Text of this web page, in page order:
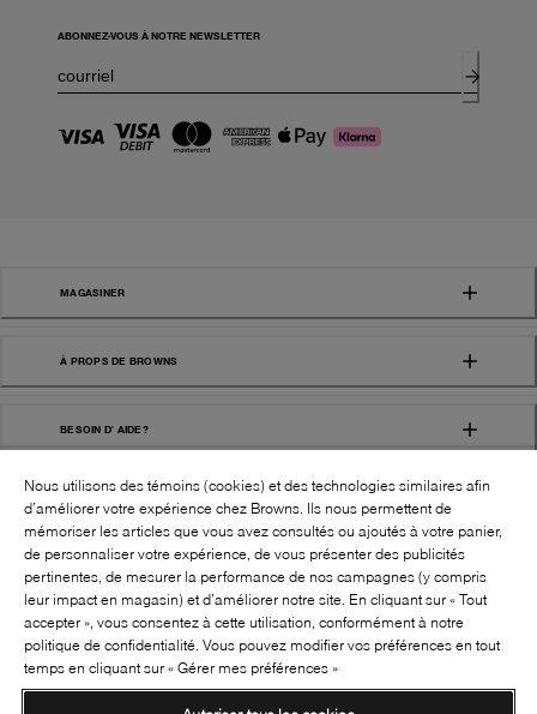
ABONNEZ-VOUS À NOTRE NEWSLETTER
MAGASINER
À PROPS DE BROWNS
BESOIN D' AIDE?
BROWNS SHOES INC. TOUS DROITS
RÉSERVÉS
SUIVEZ-NOUS!:
Nous utilisons des témoins (cookies) et des technologies similaires afin
d’améliorer votre expérience chez Browns. Ils nous permettent de
mémoriser les articles que vous avez consultés ou ajoutés à votre panier,
de personnaliser votre expérience, de vous présenter des publicités
pertinentes, de mesurer la performance de nos campagnes (y compris
leur impact en magasin) et d’améliorer notre site. En cliquant sur « Tout
accepter », vous consentez à cette utilisation, conformément à notre
politique de confidentialité. Vous pouvez modifier vos préférences en tout
temps en cliquant sur « Gérer mes préférences »